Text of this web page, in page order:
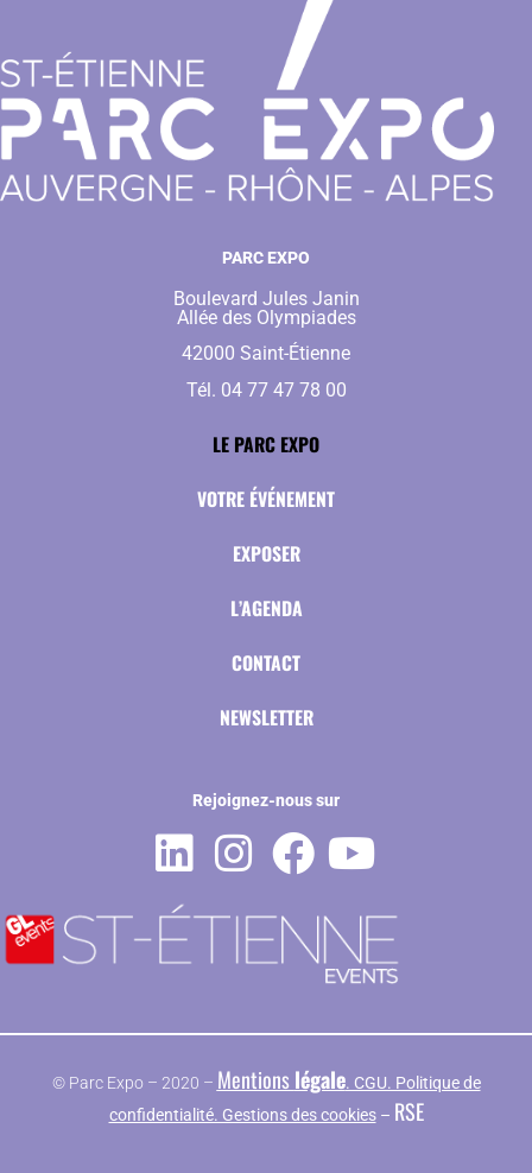
PARC EXPO
Boulevard Jules Janin
Allée des Olympiades
42000 Saint-Étienne
Tél. 04 77 47 78 00
LE PARC EXPO
VOTRE ÉVÉNEMENT
EXPOSER
L’AGENDA
CONTACT
NEWSLETTER
Rejoignez-nous sur
© Parc Expo – 2020 – Mentionslégale. CGU. Politique de
confidentialité. Gestions des cookies– RSE